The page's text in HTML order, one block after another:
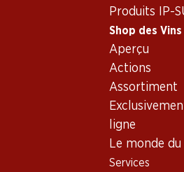
Produits IP-
Shop des Vins
Aperçu
Actions
Assortiment
ligne
Le monde du
Services
Recto Verso
Carmelin Malvoisie
Valais, 2024